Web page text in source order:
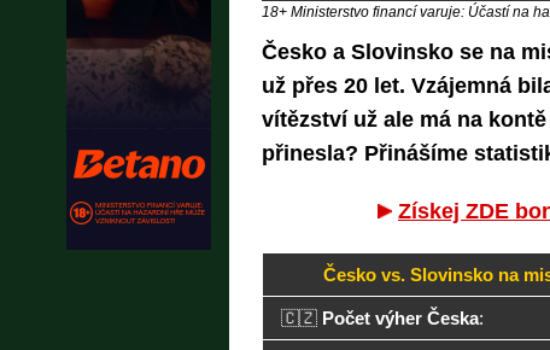
18+ Ministerstvo financí varuje: Účastí na
Česko a Slovinsko se na
už přes 20 let. Vzájemná
vítězství už ale má na
přinesla? Přinášíme
Získej ZDE
Česko vs. Slovinsko na
🇨🇿 Počet výher Česka: